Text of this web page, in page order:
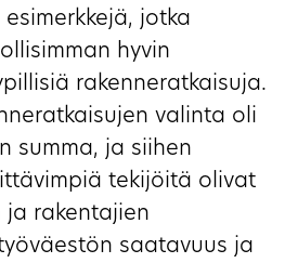
jotka
hyvin
rakenneratkaisuja.
valinta oli
summa, ja siihen
tekijöitä olivat
ja rakentajien
saatavuus ja